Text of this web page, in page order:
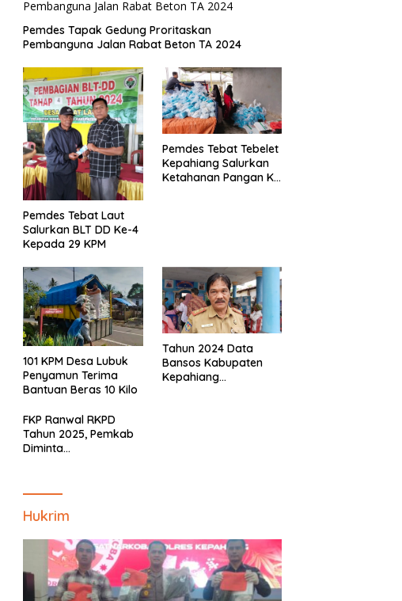
Pemdes Tapak Gedung Proritaskan
Pembanguna Jalan Rabat Beton TA 2024
Pemdes Tebat Laut
Salurkan BLT DD Ke-4
Kepada 29 KPM
Pemdes Tebat Tebelet
Kepahiang Salurkan
Ketahanan Pangan Ke
101 KPM Desa Lubuk
Penyamun Terima
Bantuan Beras 10 Kilo
Tahun 2024 Data
Bansos Kabupaten
Kepahiang
FKP Ranwal RKPD
Tahun 2025, Pemkab
Diminta
Kepahiang
Hukrim